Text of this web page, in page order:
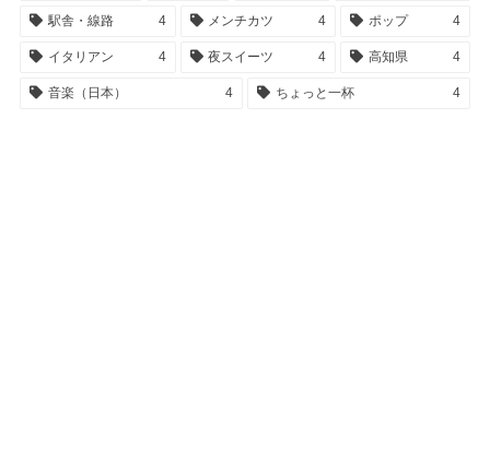
駅舎・線路 4 メンチカツ 4 ポップ 4
イタリアン 4 夜スイーツ 4 高知県 4
音楽（日本） 4 ちょっと一杯 4